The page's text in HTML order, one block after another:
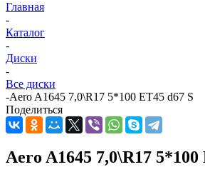
Главная
-
Каталог
-
Диски
-
Все диски
-Aero A1645 7,0\R17 5*100 ET45 d67 S
Поделиться
Aero A1645 7,0\R17 5*100